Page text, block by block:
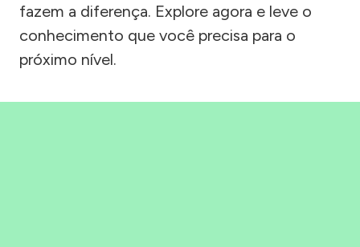
fazem a diferença. Explore agora e leve o
conhecimento que você precisa para o
próximo nível.